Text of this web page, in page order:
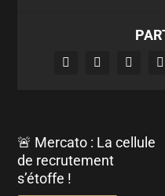
🚨 Mercato : La cellule
de recrutement
s’étoffe !